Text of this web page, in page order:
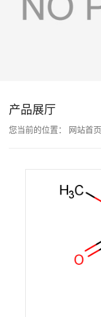
动
产品展厅
您当前的位置： 网站首页